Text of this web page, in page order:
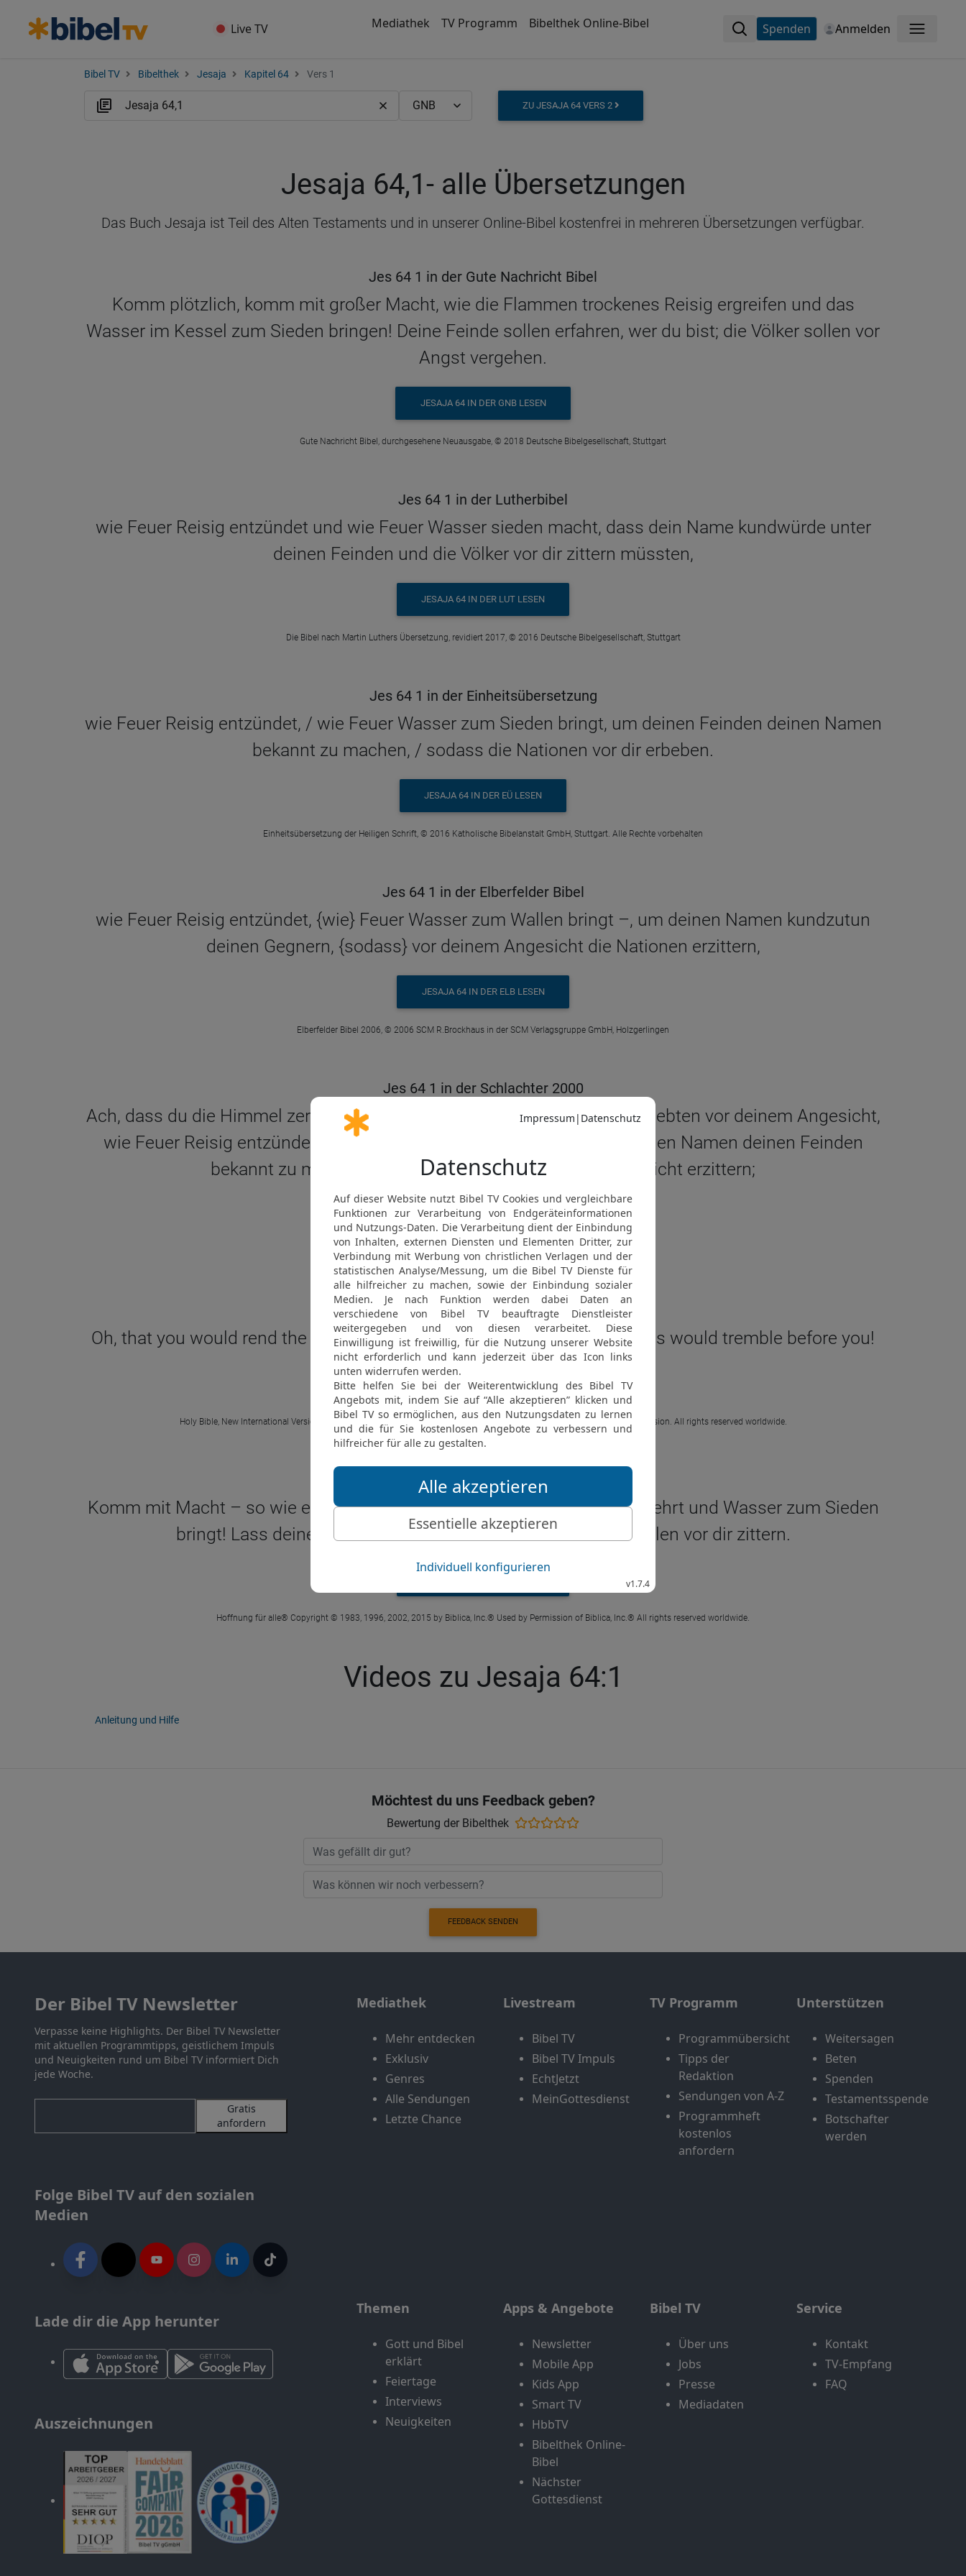
Live TV Mediathek TV Programm Bibelthek Online-Bibel Spenden Anmelden Menü
Bibel TV Bibelthek Jesaja Kapitel 64 Vers 1
ZU JESAJA 64 VERS 2
Jesaja 64,1- alle Übersetzungen
Das Buch Jesaja ist Teil des Alten Testaments und in unserer Online-Bibel kostenfrei in mehreren Übersetzungen verfügbar.
Jes 64 1 in der Gute Nachricht Bibel
Komm plötzlich, komm mit großer Macht, wie die Flammen trockenes Reisig ergreifen und das
Wasser im Kessel zum Sieden bringen! Deine Feinde sollen erfahren, wer du bist; die Völker sollen vor
Angst vergehen.
JESAJA 64 IN DER GNB LESEN
Gute Nachricht Bibel, durchgesehene Neuausgabe, © 2018 Deutsche Bibelgesellschaft, Stuttgart
Jes 64 1 in der Lutherbibel
wie Feuer Reisig entzündet und wie Feuer Wasser sieden macht, dass dein Name kundwürde unter
deinen Feinden und die Völker vor dir zittern müssten,
JESAJA 64 IN DER LUT LESEN
Die Bibel nach Martin Luthers Übersetzung, revidiert 2017, © 2016 Deutsche Bibelgesellschaft, Stuttgart
Jes 64 1 in der Einheitsübersetzung
wie Feuer Reisig entzündet, / wie Feuer Wasser zum Sieden bringt, um deinen Feinden deinen Namen
bekannt zu machen, / sodass die Nationen vor dir erbeben.
JESAJA 64 IN DER EÜ LESEN
Einheitsübersetzung der Heiligen Schrift, © 2016 Katholische Bibelanstalt GmbH, Stuttgart. Alle Rechte vorbehalten
Jes 64 1 in der Elberfelder Bibel
wie Feuer Reisig entzündet, {wie} Feuer Wasser zum Wallen bringt –, um deinen Namen kundzutun
deinen Gegnern, {sodass} vor deinem Angesicht die Nationen erzittern,
JESAJA 64 IN DER ELB LESEN
Elberfelder Bibel 2006, © 2006 SCM R.Brockhaus in der SCM Verlagsgruppe GmbH, Holzgerlingen
Jes 64 1 in der Schlachter 2000
Ach, dass du die Himmel zerrissest und herabführest, dass die Berge erbebten vor deinem Angesicht,
wie Feuer Reisig entzündet, wie Feuer Wasser siedend macht, um deinen Namen deinen Feinden
bekannt zu machen, damit die Heiden vor deinem Angesicht erzittern;
JESAJA 64 IN DER SLT LESEN
© 2000 Genfer Bibelgesellschaft
Jes 64 1 in der New International Version
Oh, that you would rend the heavens and come down, that the mountains would tremble before you!
JESAJA 64 IN DER NIV LESEN
Holy Bible, New International Version ® (Anglicised), NIV TM Copyright © 1979, 1984, 2011 by Biblica, Inc. Used with permission. All rights reserved worldwide.
Jes 64 1 in der Hoffnung für Alle
Komm mit Macht – so wie ein Feuer, das im Nu einen Reisighaufen verzehrt und Wasser zum Sieden
bringt! Lass deine Gegner erfahren, wer du bist. Die Völker sollen vor dir zittern.
Hoffnung für alle® Copyright © 1983, 1996, 2002, 2015 by Biblica, Inc.® Used by Permission of Biblica, Inc.® All rights reserved worldwide.
Videos zu Jesaja 64:1
Anleitung und Hilfe
Möchtest du uns Feedback geben?
Bewertung der Bibelthek
FEEDBACK SENDEN
Der Bibel TV Newsletter
Verpasse keine Highlights. Der Bibel TV Newsletter
mit aktuellen Programmtipps, geistlichem Impuls
und Neuigkeiten rund um Bibel TV informiert Dich
jede Woche.
Gratis
anfordern
Folge Bibel TV auf den sozialen
Medien
Lade dir die App herunter
Auszeichnungen
Mediathek
Mehr entdecken
Exklusiv
Genres
Alle Sendungen
Letzte Chance
Livestream
Bibel TV
Bibel TV Impuls
EchtJetzt
MeinGottesdienst
TV Programm
Programmübersicht
Tipps der
Redaktion
Sendungen von A-Z
Programmheft
kostenlos
anfordern
Unterstützen
Weitersagen
Beten
Spenden
Testamentsspende
Botschafter
werden
Themen
Gott und Bibel
erklärt
Feiertage
Interviews
Neuigkeiten
Apps & Angebote
Newsletter
Mobile App
Kids App
Smart TV
HbbTV
Bibelthek Online-
Bibel
Nächster
Gottesdienst
Bibel TV
Über uns
Jobs
Presse
Mediadaten
Service
Kontakt
TV-Empfang
FAQ